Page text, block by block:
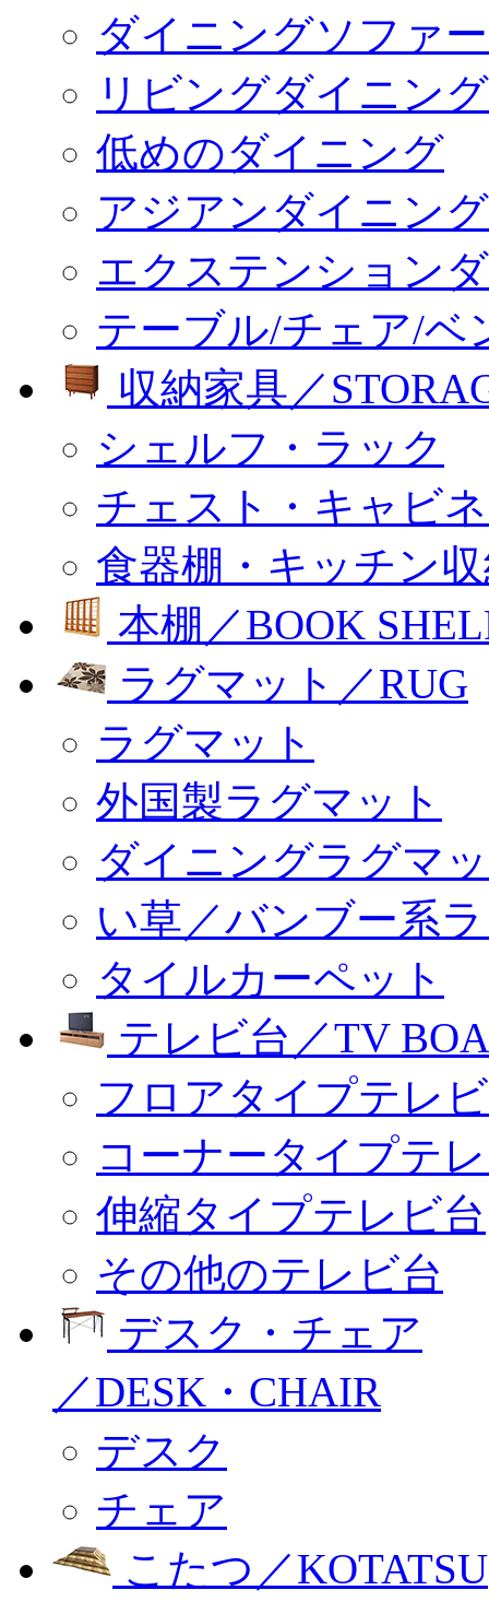
ダイニングソファ
リビングダイニン
低めのダイニング
アジアンダイニング
エクステンション
テーブル/チェア/ベ
収納家具／
シェルフ・ラック
チェスト・キャビ
食器棚・キッチン
本棚／BOOK
ラグマット／RUG
ラグマット
外国製ラグマット
ダイニングラグマ
い草／バンブー系
タイルカーペット
テレビ台／TV
フロアタイプテレ
コーナータイプテ
伸縮タイプテレビ台
その他のテレビ台
デスク・チェア
／DESK・CHAIR
デスク
チェア
こたつ／KOTATSU